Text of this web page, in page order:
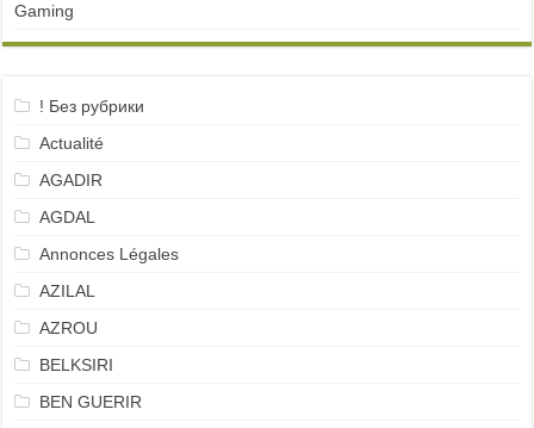
Gaming
! Без рубрики
Actualité
AGADIR
AGDAL
Annonces Légales
AZILAL
AZROU
BELKSIRI
BEN GUERIR